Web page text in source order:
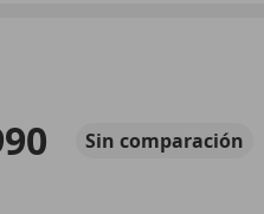
Sin comparación